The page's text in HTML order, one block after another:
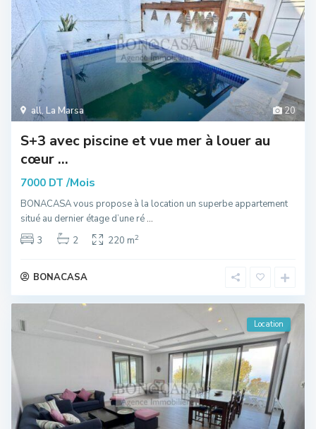
20
all, La Marsa
S+3 avec piscine et vue mer à louer au
cœur ...
7000 DT/Mois
BONACASA vous propose à la location un superbe appartement
situé au dernier étage d’une ré...
3
2 220 m2
BONACASA
Location